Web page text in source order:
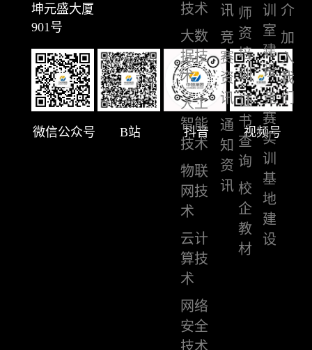
坤元盛大厦
901号
微信公众号 B站 抖音 视频号
技术
大数
据技
术
人工
智能
技术
物联
网技
术
云计
算技
术
网络
安全
技术
讯
竞
赛
资
讯
通
知
资
讯
师
资
培
训
证
书
查
询
校
企
教
材
训
室
建
设
竞
赛
实
训
基
地
建
设
介
加
入
我
们